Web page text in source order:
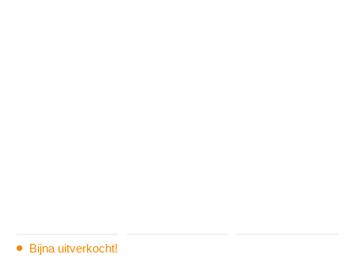
• Bijna uitverkocht!